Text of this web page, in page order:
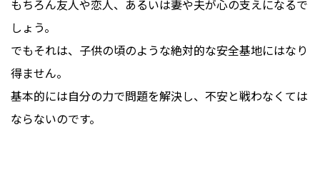
もちろん友人や恋人、あるいは妻や夫が心の支えになるで
しょう。
でもそれは、子供の頃のような絶対的な安全基地にはなり
得ません。
基本的には自分の力で問題を解決し、不安と戦わなくては
ならないのです。